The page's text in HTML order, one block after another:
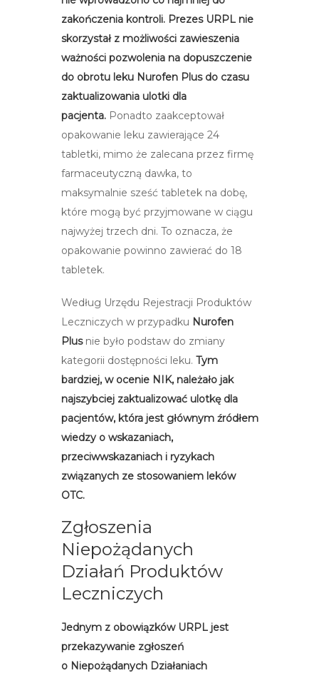
zakończenia kontroli. Prezes URPL nie
skorzystał z możliwości zawieszenia
ważności pozwolenia na dopuszczenie
do obrotu leku Nurofen Plus do czasu
zaktualizowania ulotki dla
pacjenta. Ponadto zaakceptował
opakowanie leku zawierające 24
tabletki, mimo że zalecana przez firmę
farmaceutyczną dawka, to
maksymalnie sześć tabletek na dobę,
które mogą być przyjmowane w ciągu
najwyżej trzech dni. To oznacza, że
opakowanie powinno zawierać do 18
tabletek.
Według Urzędu Rejestracji Produktów
Leczniczych w przypadku Nurofen
Plus nie było podstaw do zmiany
kategorii dostępności leku. Tym
bardziej, w ocenie NIK, należało jak
najszybciej zaktualizować ulotkę dla
pacjentów, która jest głównym źródłem
wiedzy o wskazaniach,
przeciwwskazaniach i ryzykach
związanych ze stosowaniem leków
OTC.
Zgłoszenia
Niepożądanych
Działań Produktów
Leczniczych
Jednym z obowiązków URPL jest
przekazywanie zgłoszeń
o Niepożądanych Działaniach